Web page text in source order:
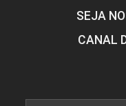
SEJA
CANAL